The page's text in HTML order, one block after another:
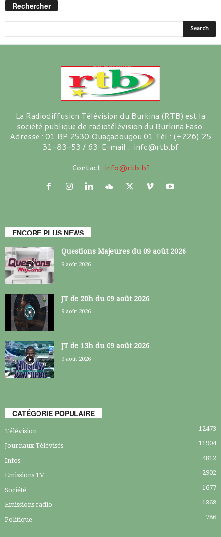
Rechercher
La Radiodiffusion Télévision du Burkina (RTB) est la
société publique de radiotélévision du Burkina Faso.
Adresse : 01 BP 2530 Ouagadougou 01 Tél : (+226) 25
31-83-53 / 63 E-mail : info@rtb.bf
Contact: info@rtb.bf
ENCORE PLUS NEWS
Questions Majeures du 09 août 2026
9 août 2026
JT de 20h du 09 août 2026
9 août 2026
JT de 13h du 09 août 2026
9 août 2026
CATÉGORIE POPULAIRE
Télévision 12473
Journaux Télévisés 11904
Infos 4812
Emissions TV 2902
Société 1677
Emissions radio 1368
Politique 786